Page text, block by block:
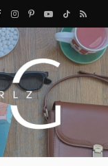
F
a
c
e
b
o
I
n
s
a
P
n
e
Y
o
u
u
T
i
k
R
S